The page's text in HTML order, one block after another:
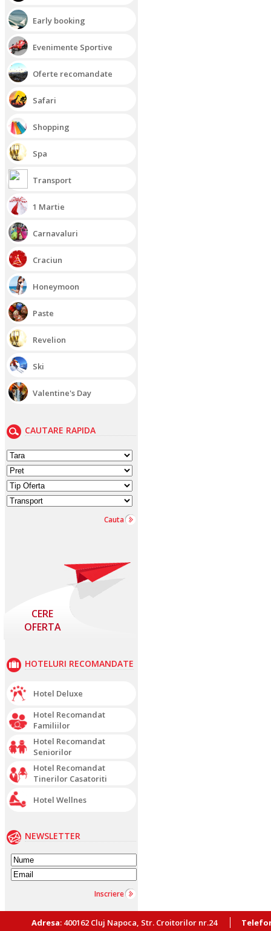
Early booking
Evenimente Sportive
Oferte recomandate
Safari
Shopping
Spa
Transport
1 Martie
Carnavaluri
Craciun
Honeymoon
Paste
Revelion
Ski
Valentine's Day
CAUTARE RAPIDA
Cauta
CERE
OFERTA
HOTELURI RECOMANDATE
Hotel Deluxe
Hotel Recomandat
Familiilor
Hotel Recomandat
Seniorilor
Hotel Recomandat
Tinerilor Casatoriti
Hotel Wellnes
NEWSLETTER
Inscriere
Adresa: 400162 Cluj Napoca, Str. Croitorilor nr.24